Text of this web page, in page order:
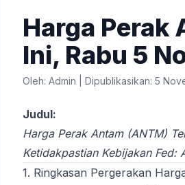
Harga Perak
Ini, Rabu 5
Oleh: Admin Dipublikasikan: 5
Judul:
Harga Perak Antam (ANTM)
Ketidakpastian Kebijakan Fed:
1. Ringkasan Pergerakan